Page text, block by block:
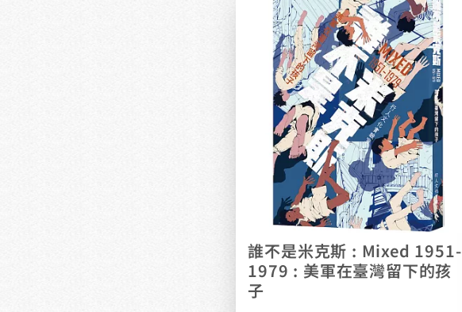
誰不是米克斯 : Mixed 1951-
1979 : 美軍在臺灣留下的孩
子